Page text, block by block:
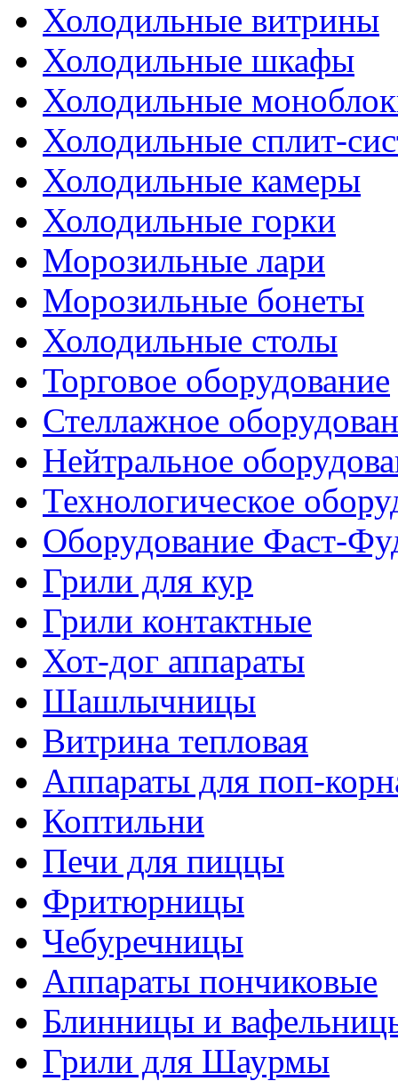
Холодильные витрины
Холодильные шкафы
Холодильные
Холодильные сплит-
Холодильные камеры
Холодильные горки
Морозильные лари
Морозильные бонеты
Холодильные столы
Торговое оборудование
Стеллажное
Нейтральное
Технологическое
Оборудование Фаст-
Грили для кур
Грили контактные
Хот-дог аппараты
Шашлычницы
Витрина тепловая
Аппараты для поп-
Коптильни
Печи для пиццы
Фритюрницы
Чебуречницы
Аппараты пончиковые
Блинницы и
Грили для Шаурмы